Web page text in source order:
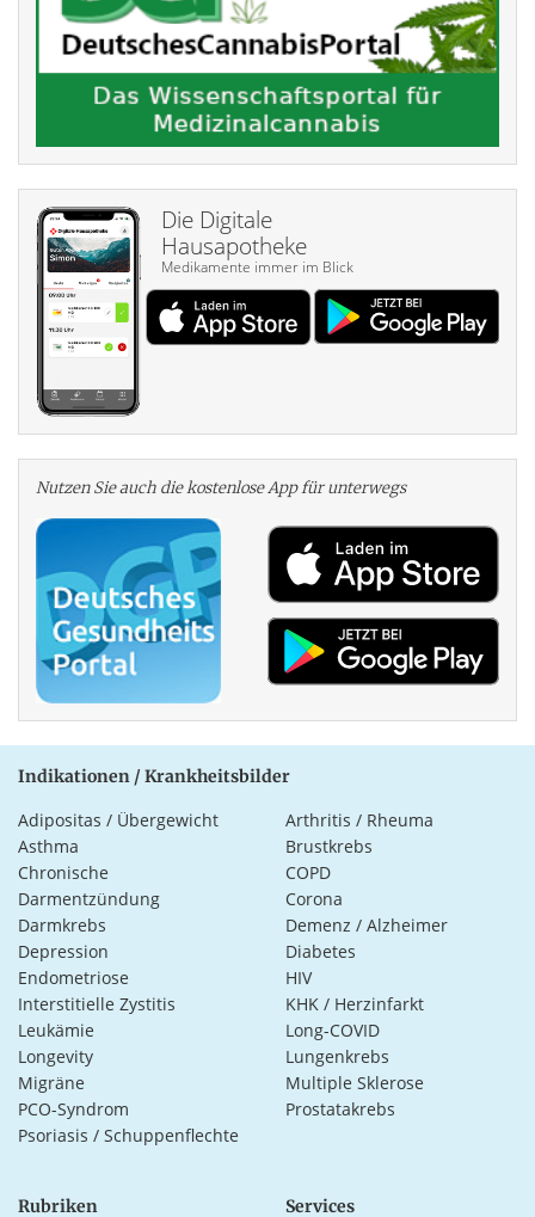
Die Digitale
Hausapotheke
Medikamente immer im Blick
Nutzen Sie auch die kosten­lose App für unterwegs
Indikationen / Krankheitsbilder
Adipositas / Übergewicht
Arthritis / Rheuma
Asthma
Brustkrebs
Chronische
Darmentzündung
COPD
Corona
Darmkrebs
Demenz / Alzheimer
Depression
Diabetes
Endometriose
HIV
Interstitielle Zystitis
KHK / Herzinfarkt
Leukämie
Long-COVID
Longevity
Lungenkrebs
Migräne
Multiple Sklerose
PCO-Syndrom
Prostatakrebs
Psoriasis / Schuppenflechte
Rubriken Services